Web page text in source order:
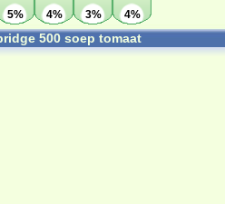
5%
4%
3%
4%
500 soep tomaat